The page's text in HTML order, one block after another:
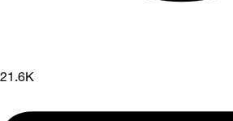
21.6K